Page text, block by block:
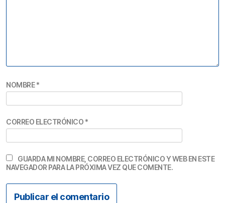
NOMBRE*
CORREO ELECTRÓNICO *
GUARDA MI NOMBRE, CORREO ELECTRÓNICO Y WEB EN ESTE
NAVEGADOR PARA LA PRÓXIMA VEZ QUE COMENTE.